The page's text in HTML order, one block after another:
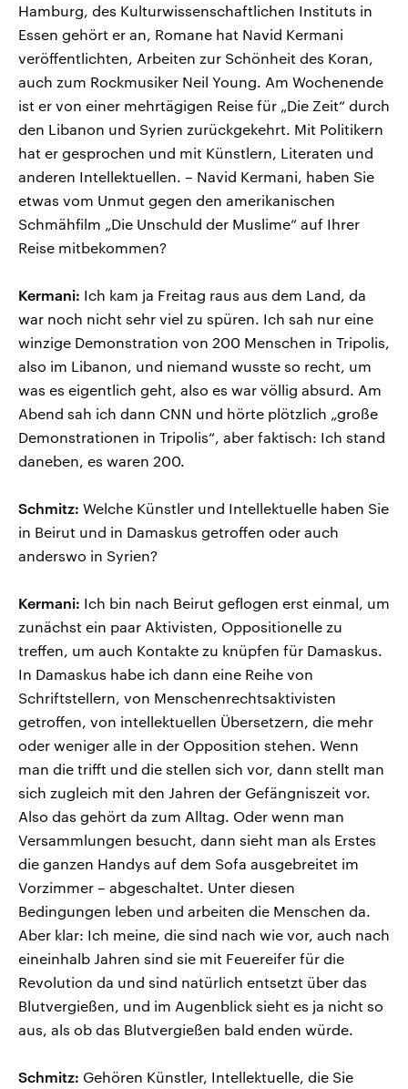
Hamburg, des Kulturwissenschaftlichen Instituts in
Essen gehört er an, Romane hat Navid Kermani
veröffentlichten, Arbeiten zur Schönheit des Koran,
auch zum Rockmusiker Neil Young. Am Wochenende
ist er von einer mehrtägigen Reise für „Die Zeit“ durch
den Libanon und Syrien zurückgekehrt. Mit Politikern
hat er gesprochen und mit Künstlern, Literaten und
anderen Intellektuellen. – Navid Kermani, haben Sie
etwas vom Unmut gegen den amerikanischen
Schmähfilm „Die Unschuld der Muslime“ auf Ihrer
Reise mitbekommen?
Kermani: Ich kam ja Freitag raus aus dem Land, da
war noch nicht sehr viel zu spüren. Ich sah nur eine
winzige Demonstration von 200 Menschen in Tripolis,
also im Libanon, und niemand wusste so recht, um
was es eigentlich geht, also es war völlig absurd. Am
Abend sah ich dann CNN und hörte plötzlich „große
Demonstrationen in Tripolis“, aber faktisch: Ich stand
daneben, es waren 200.
Schmitz: Welche Künstler und Intellektuelle haben Sie
in Beirut und in Damaskus getroffen oder auch
anderswo in Syrien?
Kermani: Ich bin nach Beirut geflogen erst einmal, um
zunächst ein paar Aktivisten, Oppositionelle zu
treffen, um auch Kontakte zu knüpfen für Damaskus.
In Damaskus habe ich dann eine Reihe von
Schriftstellern, von Menschenrechtsaktivisten
getroffen, von intellektuellen Übersetzern, die mehr
oder weniger alle in der Opposition stehen. Wenn
man die trifft und die stellen sich vor, dann stellt man
sich zugleich mit den Jahren der Gefängniszeit vor.
Also das gehört da zum Alltag. Oder wenn man
Versammlungen besucht, dann sieht man als Erstes
die ganzen Handys auf dem Sofa ausgebreitet im
Vorzimmer – abgeschaltet. Unter diesen
Bedingungen leben und arbeiten die Menschen da.
Aber klar: Ich meine, die sind nach wie vor, auch nach
eineinhalb Jahren sind sie mit Feuereifer für die
Revolution da und sind natürlich entsetzt über das
Blutvergießen, und im Augenblick sieht es ja nicht so
aus, als ob das Blutvergießen bald enden würde.
Schmitz: Gehören Künstler, Intellektuelle, die Sie